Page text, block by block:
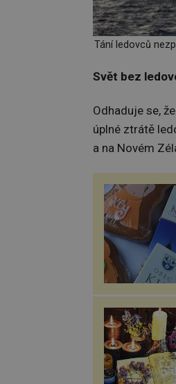
Tání ledovců
Svět bez
Odhaduje se,
úplné ztrátě
a na Novém